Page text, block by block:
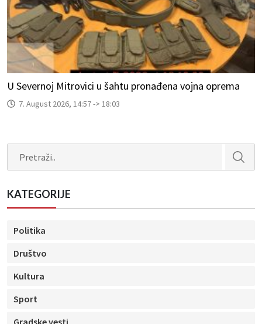
U Severnoj Mitrovici u šahtu pronađena vojna oprema
7. August 2026, 14:57 -> 18:03
KATEGORIJE
Politika
Društvo
Kultura
Sport
Gradske vesti